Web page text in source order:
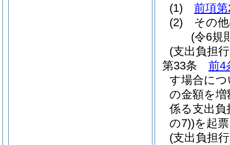
(1)
前項
(2)
その
(令6規
(支出負担
第33条
前4
す場合に
の金額を
係る支出負
の7))を起
(支出負担